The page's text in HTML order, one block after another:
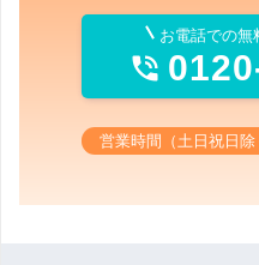
お電話での無

営業時間（土日祝日除